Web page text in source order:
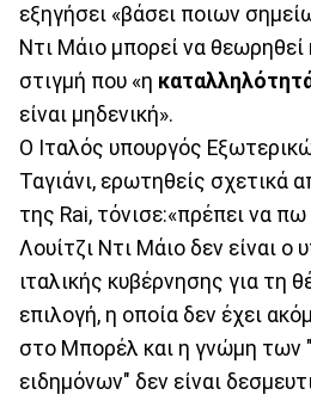
εξηγήσει «βάσει ποιων
Ντι Μάιο μπορεί να
στιγμή που «η
είναι μηδενική».
Ο Ιταλός υπουργός
Ταγιάνι, ερωτηθείς σχετικά
της Rai, τόνισε:«πρέπει να
Λουίτζι Ντι Μάιο δεν είναι ο
ιταλικής κυβέρνησης για τη
επιλογή, η οποία δεν έχει
στο Μπορέλ και η γνώμη των
ειδημόνων" δεν είναι